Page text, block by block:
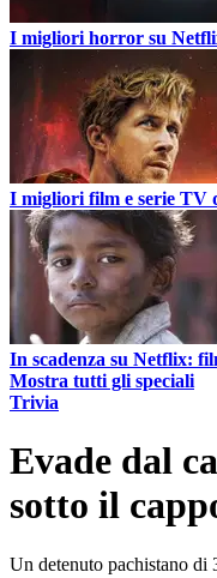
I migliori horror su
I migliori film e serie TV
In scadenza su Netflix:
Mostra tutti gli speciali
Trivia
Evade dal
sotto il
Un detenuto pachistano di